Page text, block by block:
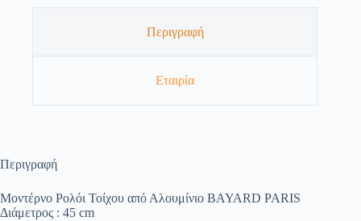
Περιγραφή
Εταιρία
Περιγραφή
Μοντέρνο Ρολόι Τοίχου από Αλουμίνιο BAYARD PARIS
Διάμετρος : 45 cm